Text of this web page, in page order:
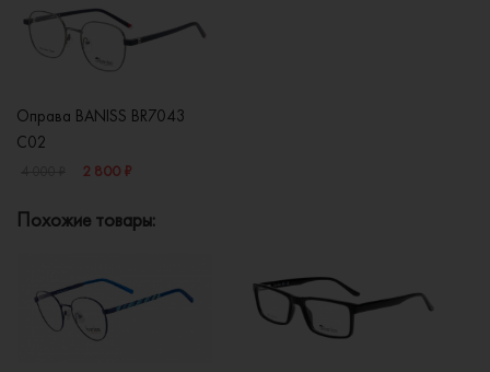
Оправа BANISS BR7043
C02
2 800 ₽
Похожие товары: